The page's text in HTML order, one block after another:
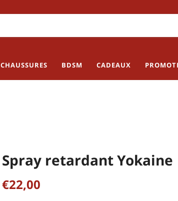
CHAUSSURES BDSM CADEAUX
Spray retardant Yokaine
€22,00